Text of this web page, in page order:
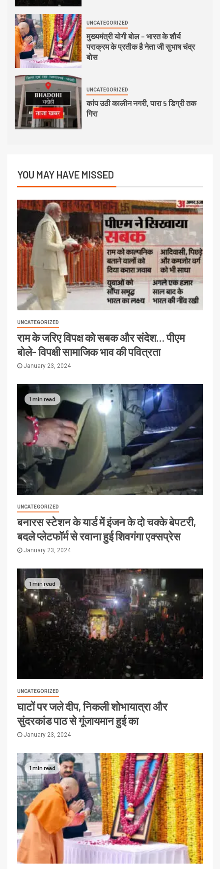
UNCATEGORIZED
मुख्यमंत्री योगी बोल – भारत के शौर्य
पराक्रम के प्रतीक है नेता जी सुभाष चंद्र
बोस
UNCATEGORIZED
कांप उठी कालीन नगरी, पारा 5 डिग्री तक
गिरा
YOU MAY HAVE MISSED
UNCATEGORIZED
राम के जरिए विपक्ष को सबक और संदेश… पीएम
बोले- विपक्षी सामाजिक भाव की पवित्रता
January 23, 2024
1 min read
UNCATEGORIZED
बनारस स्टेशन के यार्ड में इंजन के दो चक्के बेपटरी,
बदले प्लेटफॉर्म से रवाना हुई शिवगंगा एक्सप्रेस
January 23, 2024
1 min read
UNCATEGORIZED
घाटों पर जले दीप, निकली शोभायात्रा और
सुंदरकांड पाठ से गूंजायमान हुई का
January 23, 2024
1 min read